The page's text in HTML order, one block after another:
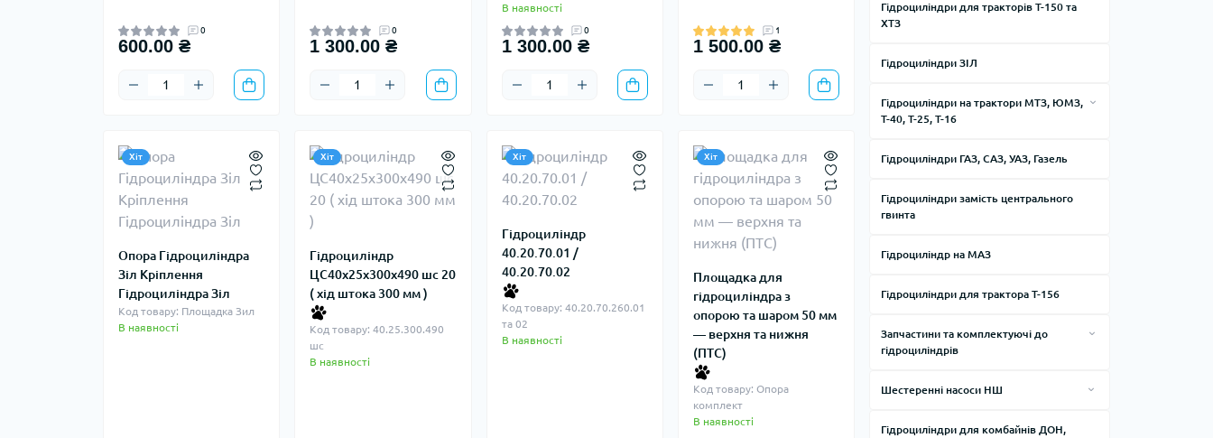
0
600.00 ₴
0
1 300.00 ₴
В наявності
0
1 300.00 ₴
1
1 500.00 ₴
Хіт
Опора Гідроциліндра
Зіл Кріплення
Гідроциліндра Зіл
Код товару: Площадка Зил
В наявності
Хіт
Гідроциліндр
ЦС40х25х300х490 шс 20
( хід штока 300 мм )
Код товару: 40.25.300.490
шс
В наявності
Хіт
Гідроциліндр
40.20.70.01 /
40.20.70.02
Код товару: 40.20.70.260.01
та 02
В наявності
Хіт
Площадка для
гідроциліндра з
опорою та шаром 50 мм
— верхня та нижня
(ПТС)
Код товару: Опора
комплект
В наявності
Гідроциліндри ЦС 80 — діаметр штока
Гідроциліндри для тракторів Т-150 та
ХТЗ
Гідроциліндри ЗІЛ
Гідроциліндри на трактори МТЗ, ЮМЗ,
Т-40, Т-25, Т-16
МТЗ, ЮМЗ, Т-40, Т-25
Гідроциліндри ГАЗ, САЗ, УАЗ, Газель
Гідроциліндри замість центрального
гвинта
Гідроциліндр на МАЗ
Гідроциліндри для трактора Т-156
Запчастини та комплектуючі до
гідроциліндрів
гідроциліндрів
Шестеренні насоси НШ
НШ 50 БТ, НШ 125 БТ
Гідроциліндри для комбайнів ДОН,